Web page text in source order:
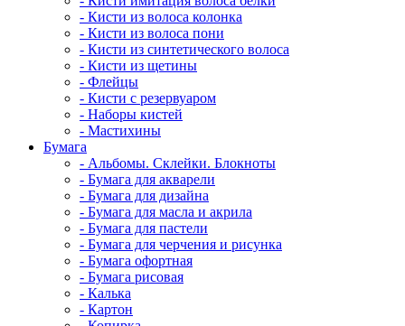
- Кисти из волоса колонка
- Кисти из волоса пони
- Кисти из синтетического волоса
- Кисти из щетины
- Флейцы
- Кисти с резервуаром
- Наборы кистей
- Мастихины
Бумага
- Альбомы. Склейки. Блокноты
- Бумага для акварели
- Бумага для дизайна
- Бумага для масла и акрила
- Бумага для пастели
- Бумага для черчения и рисунка
- Бумага офортная
- Бумага рисовая
- Калька
- Картон